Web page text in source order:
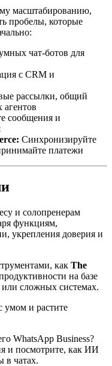
масштабированию,
пробелы, которые
чат-ботов для
с CRM и
рассылки, общий
сообщения и
Синхронизируйте
платежи
и солопренерам
функциям,
укрепления доверия и
как The
на базе
сложных системах.
умом и растите
WhatsApp Business?
и посмотрите, как ИИ
в чатах.